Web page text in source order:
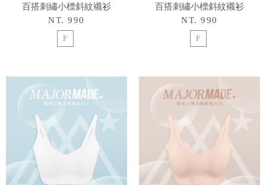
百搭刺繡小標斜紋襯衫
NT. 990
F
百搭刺繡小標斜紋襯衫
NT. 990
F